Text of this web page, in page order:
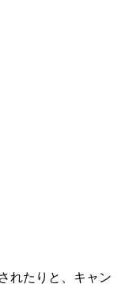
れたりと、キャン